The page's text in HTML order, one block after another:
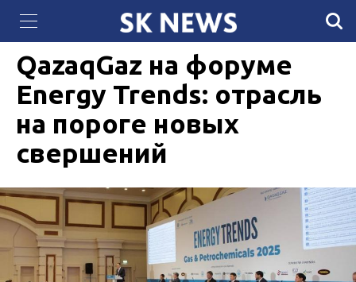
70 вокзалов обновили в Казахстане за два
месяца
11 АПРЕЛЯ 2025, 19:02 2900
QazaqGaz на форуме
Energy Trends: отрасль
на пороге новых
свершений